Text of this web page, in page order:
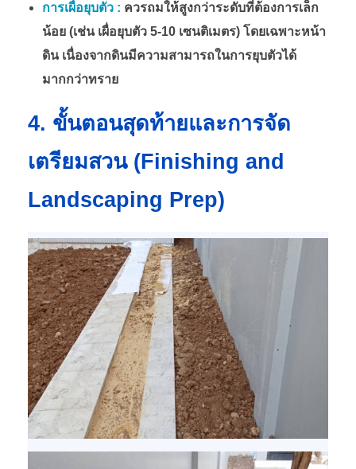
การเผื่อยุบตัว : ควรถมให้สูงกว่าระดับที่ต้องการเล็ก
น้อย (เช่น เผื่อยุบตัว 5-10 เซนติเมตร) โดยเฉพาะหน้า
ดิน เนื่องจากดินมีความสามารถในการยุบตัวได้
มากกว่าทราย
4. ขั้นตอนสุดท้ายและการจัด
เตรียมสวน (Finishing and
Landscaping Prep)